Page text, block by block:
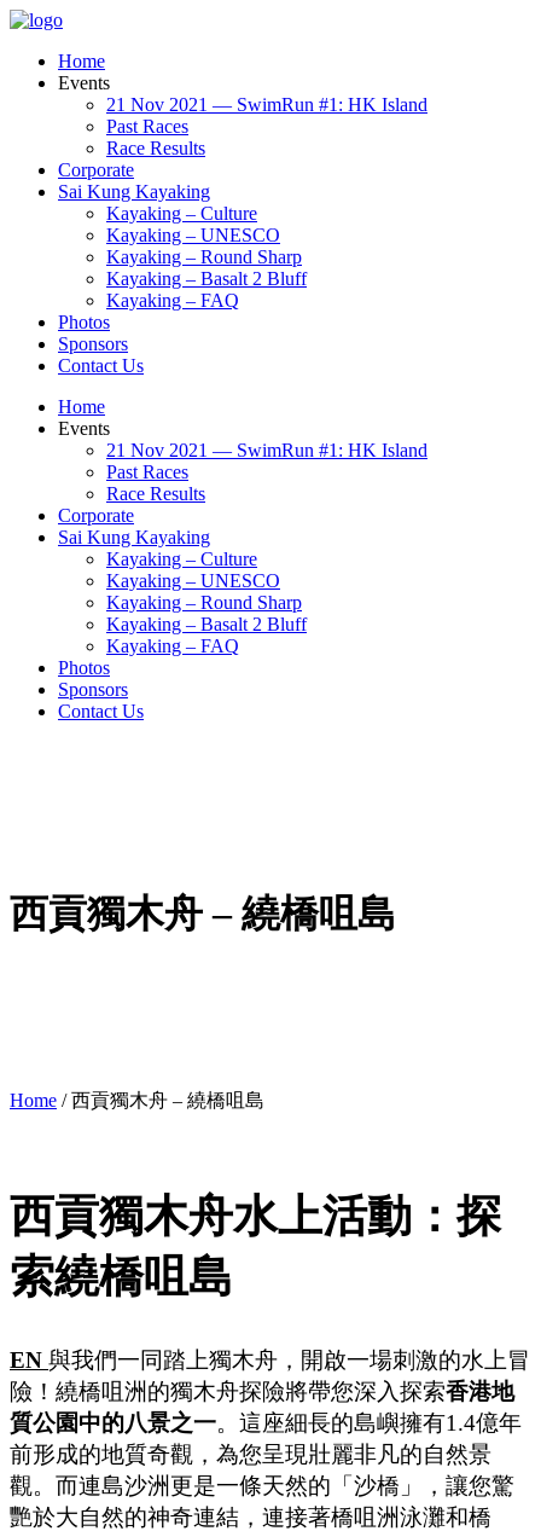
Home
Events
21 Nov 2021 — SwimRun #1: HK Island
Past Races
Race Results
Corporate
Sai Kung Kayaking
Kayaking – Culture
Kayaking – UNESCO
Kayaking – Round Sharp
Kayaking – Basalt 2 Bluff
Kayaking – FAQ
Photos
Sponsors
Contact Us
Home
Events
21 Nov 2021 — SwimRun #1: HK Island
Past Races
Race Results
Corporate
Sai Kung Kayaking
Kayaking – Culture
Kayaking – UNESCO
Kayaking – Round Sharp
Kayaking – Basalt 2 Bluff
Kayaking – FAQ
Photos
Sponsors
Contact Us
西貢獨木舟 – 繞橋咀島
Home /西貢獨木舟 – 繞橋咀島
西貢獨木舟水上活動：探
索繞橋咀島
EN 與我們一同踏上獨木舟，開啟一場刺激的水上冒
險！繞橋咀洲的獨木舟探險將帶您深入探索香港地
質公園中的八景之一。這座細長的島嶼擁有1.4億年
前形成的地質奇觀，為您呈現壯麗非凡的自然景
觀。而連島沙洲更是一條天然的「沙橋」，讓您驚
艷於大自然的神奇連結，連接著橋咀洲泳灘和橋